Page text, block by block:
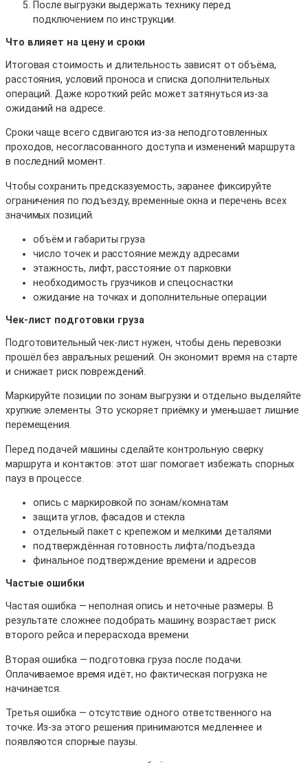
После выгрузки выдержать технику перед
подключением по инструкции.
Что влияет на цену и сроки
Итоговая стоимость и длительность зависят от объёма,
расстояния, условий проноса и списка дополнительных
операций. Даже короткий рейс может затянуться из-за
ожиданий на адресе.
Сроки чаще всего сдвигаются из-за неподготовленных
проходов, несогласованного доступа и изменений маршрута
в последний момент.
Чтобы сохранить предсказуемость, заранее фиксируйте
ограничения по подъезду, временные окна и перечень всех
значимых позиций.
объём и габариты груза
число точек и расстояние между адресами
этажность, лифт, расстояние от парковки
необходимость грузчиков и спецоснастки
ожидание на точках и дополнительные операции
Чек-лист подготовки груза
Подготовительный чек-лист нужен, чтобы день перевозки
прошёл без авральных решений. Он экономит время на старте
и снижает риск повреждений.
Маркируйте позиции по зонам выгрузки и отдельно выделяйте
хрупкие элементы. Это ускоряет приёмку и уменьшает лишние
перемещения.
Перед подачей машины сделайте контрольную сверку
маршрута и контактов: этот шаг помогает избежать спорных
пауз в процессе.
опись с маркировкой по зонам/комнатам
защита углов, фасадов и стекла
отдельный пакет с крепежом и мелкими деталями
подтверждённая готовность лифта/подъезда
финальное подтверждение времени и адресов
Частые ошибки
Частая ошибка — неполная опись и неточные размеры. В
результате сложнее подобрать машину, возрастает риск
второго рейса и перерасхода времени.
Вторая ошибка — подготовка груза после подачи.
Оплачиваемое время идёт, но фактическая погрузка не
начинается.
Третья ошибка — отсутствие одного ответственного на
точке. Из-за этого решения принимаются медленнее и
появляются спорные паузы.